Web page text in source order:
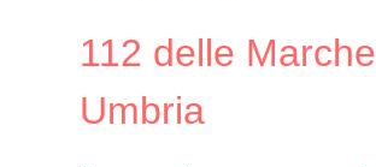
112 delle
Umbria